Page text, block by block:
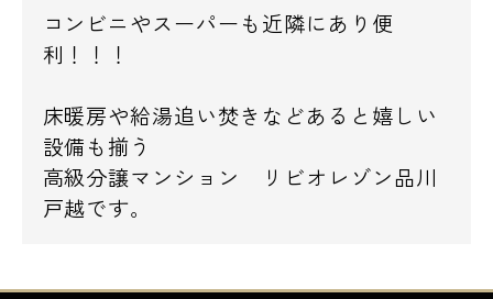
コンビニやスーパーも近隣にあり便
利！！！
床暖房や給湯追い焚きなどあると嬉しい
設備も揃う
高級分譲マンション リビオレゾン品川
戸越です。